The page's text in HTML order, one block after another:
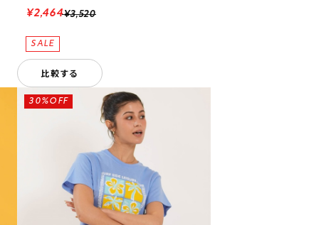
¥3,520
¥2,464
比較する
30%OFF